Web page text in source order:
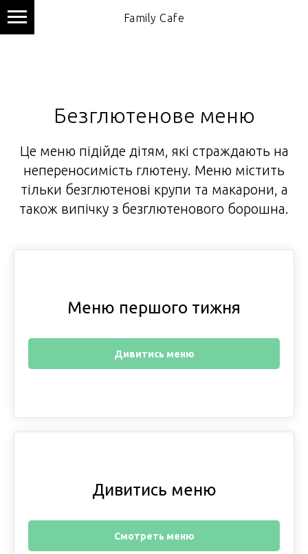
Family Cafe
Безглютенове меню
Це меню підійде дітям, які страждають на
непереносимість глютену. Меню містить
тільки безглютенові крупи та макарони, а
також випічку з безглютенового борошна.
Меню першого тижня
Дивитись меню
Дивитись меню
Смотреть меню